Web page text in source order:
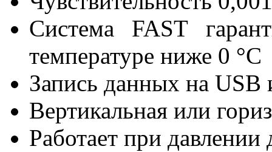
Система FAST
температуре ниже 0 °C
Запись данных на USB
Вертикальная или
Работает при